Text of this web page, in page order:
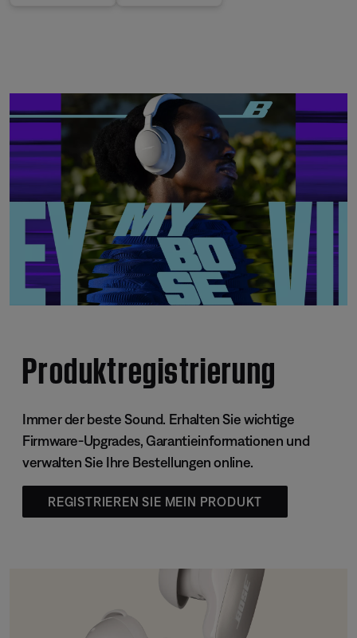
Produktregistrierung
Immer der beste Sound. Erhalten Sie wichtige
Firmware-Upgrades, Garantieinformationen und
verwalten Sie Ihre Bestellungen online.
REGISTRIEREN SIE MEIN PRODUKT